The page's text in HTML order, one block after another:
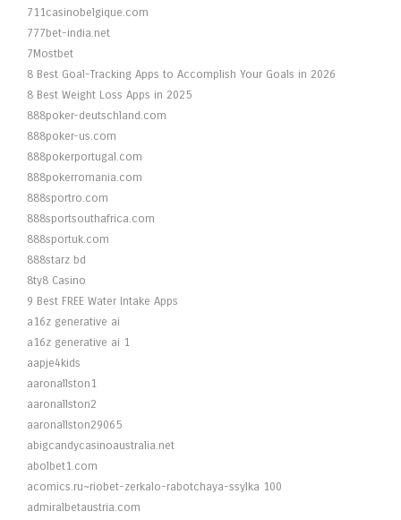
711casinobelgique.com
777bet-india.net
7Mostbet
8 Best Goal-Tracking Apps to Accomplish Your Goals in 2026
8 Best Weight Loss Apps in 2025
888poker-deutschland.com
888poker-us.com
888pokerportugal.com
888pokerromania.com
888sportro.com
888sportsouthafrica.com
888sportuk.com
888starz bd
8ty8 Casino
9 Best FREE Water Intake Apps
a16z generative ai
a16z generative ai 1
aapje4kids
aaronallston1
aaronallston2
aaronallston29065
abigcandycasinoaustralia.net
abolbet1.com
acomics.ru~riobet-zerkalo-rabotchaya-ssylka 100
admiralbetaustria.com